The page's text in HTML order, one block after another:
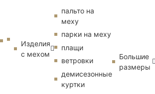
Изделия
с мехом
пальто на
меху
парки на меху
плащи
ветровки
демисезонные
куртки
Большие
размеры